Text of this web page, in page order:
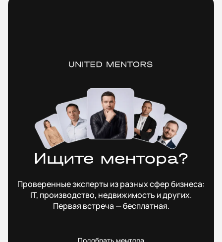
Ищите ментора?
Проверенные эксперты из разных сфер бизнеса:
IT, производство, недвижимость и других.
Первая встреча — бесплатная.